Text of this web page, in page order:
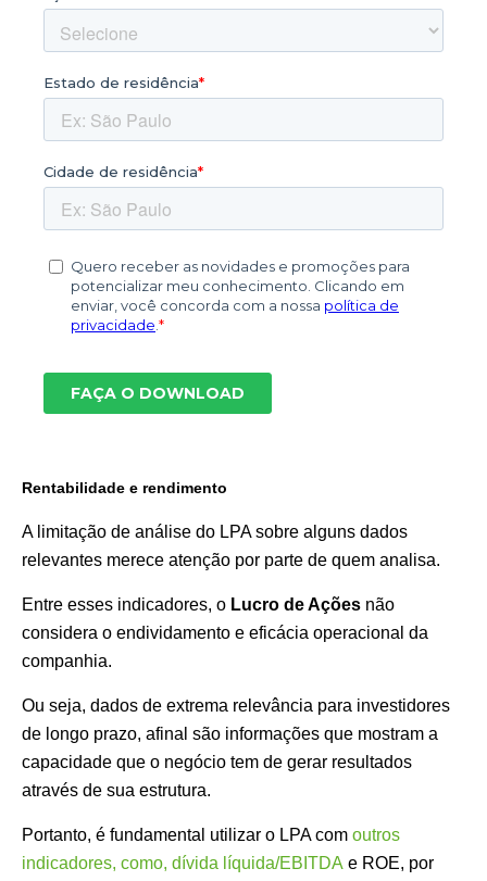
Rentabilidade e rendimento
A limitação de análise do LPA sobre alguns dados
relevantes merece atenção por parte de quem analisa.
Entre esses indicadores, o Lucro de Ações não
considera o endividamento e eficácia operacional da
companhia.
Ou seja, dados de extrema relevância para investidores
de longo prazo, afinal são informações que mostram a
capacidade que o negócio tem de gerar resultados
através de sua estrutura.
Portanto, é fundamental utilizar o LPA com outros
indicadores, como, dívida líquida/EBITDA e ROE, por